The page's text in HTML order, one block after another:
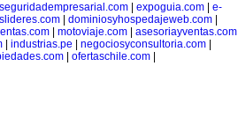
seguridadempresarial.com| expoguia.com| e-
dominiosyhospedajeweb.com
motoviaje.com
asesoriayventas.com
| industrias.pe negociosyconsultoria.com|
ofertaschile.com